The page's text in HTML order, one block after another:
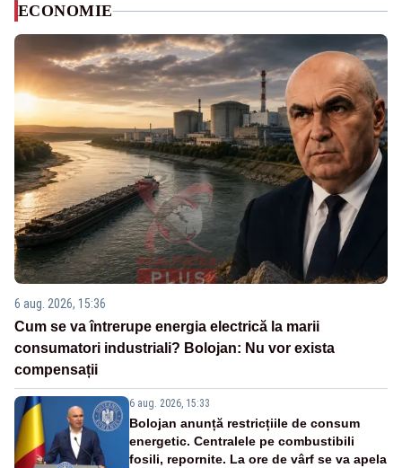
ECONOMIE
6 aug. 2026, 15:36
Cum se va întrerupe energia electrică la marii
consumatori industriali? Bolojan: Nu vor exista
compensații
6 aug. 2026, 15:33
Bolojan anunță restricțiile de consum
energetic. Centralele pe combustibili
fosili, repornite. La ore de vârf se va apela